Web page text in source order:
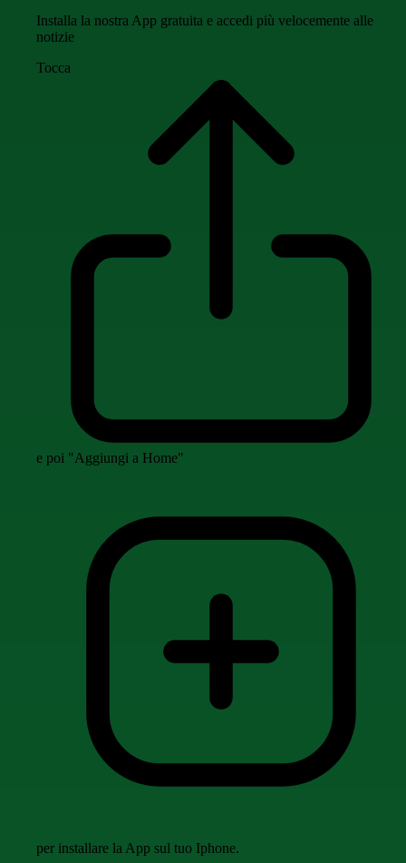
Installa la nostra App gratuita e accedi più velocemente alle
notizie
Tocca
e poi "Aggiungi a Home"
per installare la App sul tuo Iphone.